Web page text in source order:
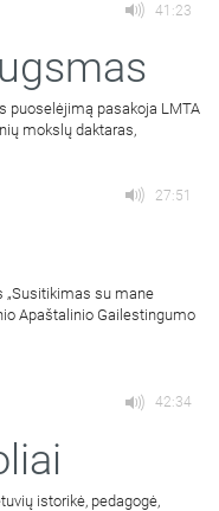
41:23
puoselėjimą pasakoja LMTA
mokslų daktaras,
27:51
„Susitikimas su mane
Apaštalinio Gailestingumo
42:34
istorikė, pedagogė,